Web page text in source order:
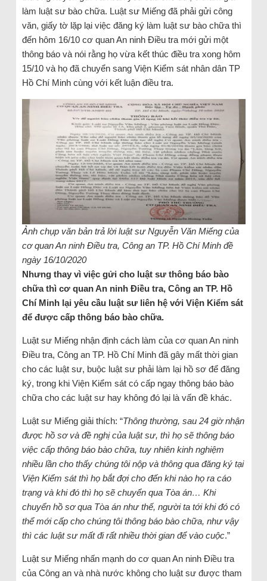
làm luật sư bào chữa. Luật sư Miếng đã phải gửi công
văn, giấy tờ lặp lại việc đăng ký làm luật sư bào chữa thì
đến hôm 16/10 cơ quan An ninh Điều tra mới gửi một
thông báo và nói rằng họ vừa kết thúc điều tra xong hôm
15/10 và họ đã chuyển sang Viện Kiểm sát nhân dân TP
Hồ Chí Minh cùng với kết luận điều tra.
Ảnh chụp văn bản trả lời luật sư Nguyễn Văn Miếng của
cơ quan An ninh Điều tra, Công an TP. Hồ Chí Minh đề
ngày 16/10/2020
Nhưng thay vì việc gửi cho luật sư thông báo bào
chữa thì cơ quan An ninh Điều tra, Công an TP. Hồ
Chí Minh lại yêu cầu luật sư liên hệ với Viện Kiểm sát
để được cấp thông báo bào chữa.
Luật sư Miếng nhận định cách làm của cơ quan An ninh
Điều tra, Công an TP. Hồ Chí Minh đã gây mất thời gian
cho các luật sư, buộc luật sư phải làm lại hồ sơ để đăng
ký, trong khi Viện Kiểm sát có cấp ngay thông báo bào
chữa cho các luật sư hay không đó lại là vấn đề khác.
Luật sư Miếng giải thích: “Thông thường, sau 24 giờ nhận
được hồ sơ và đề nghị của luật sư, thì họ sẽ thông báo
việc cấp thông báo bào chữa, tuy nhiên kinh nghiệm
nhiều lần cho thấy chúng tôi nộp và thông qua đăng ký tại
Viện Kiểm sát thì họ bắt đợi cho đến khi nào họ ra cáo
trạng và khi đó thì họ sẽ chuyển qua Tòa án… Khi
chuyển hồ sơ qua Tòa án như thế, người ta tới khi đó có
thể mới cấp cho chúng tôi thông báo bào chữa, như vậy
thì các luật sư mất đi rất nhiều thời gian để vào cuộc.”
Luật sư Miếng nhấn mạnh do cơ quan An ninh Điều tra
của Công an và nhà nước không cho luật sư được tham